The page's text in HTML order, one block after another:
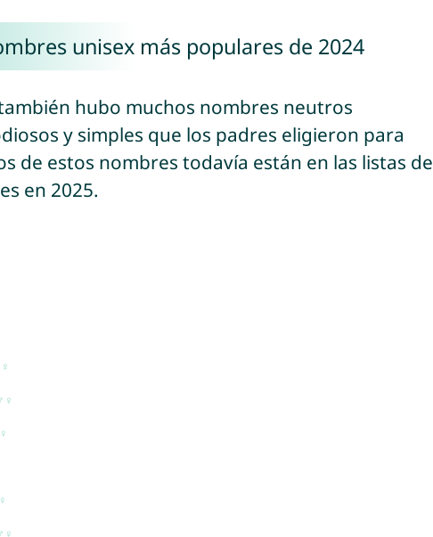
unisex más populares de 2024
hubo muchos nombres neutros
y simples que los padres eligieron para
de estos nombres todavía están en las listas de
en 2025.